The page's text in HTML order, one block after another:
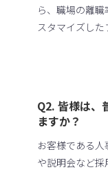
ら、職場の離
スタマイズした
Q2. 皆様は、
ますか？
お客様である
や説明会など